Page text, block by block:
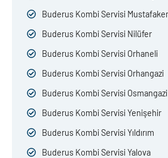
Buderus Kombi Servisi
Buderus Kombi Servisi Nilüfer
Buderus Kombi Servisi Orhaneli
Buderus Kombi Servisi Orhangazi
Buderus Kombi Servisi Osmangazi
Buderus Kombi Servisi Yenişehir
Buderus Kombi Servisi Yıldırım
Buderus Kombi Servisi Yalova